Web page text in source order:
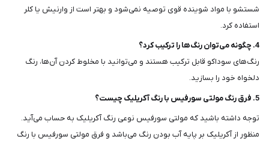
شستشو با مواد شوینده قوی توصیه نمی‌شود و بهتر است از وارنیش یا کلر
استفاده کرد.
4. چگونه می‌توان رنگ‌ها را ترکیب کرد؟
رنگ‌های سوداکو قابل ترکیب هستند و می‌توانید با مخلوط کردن آن‌ها، رنگ
دلخواه خود را بسازید.
5. فرق رنگ مولتی سورفیس با رنگ آکریلیک چیست؟
توجه داشته باشید که مولتی سورفیس نوعی رنگ آکریلیک به حساب می‌آید.
منظور از آکریلیک بر پایه آب بودن رنگ می‌باشد و فرق مولتی سورفیس با رنگ